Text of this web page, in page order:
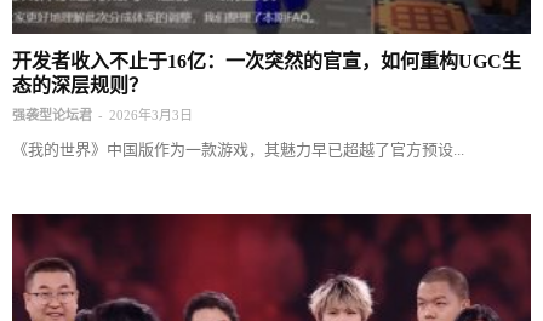
开发者收入不止于16亿：一次突然的官宣，如何重构UGC生
态的深层规则？
强袭型论坛君 - 2026年3月3日
《我的世界》中国版作为一款游戏，其魅力早已超越了官方预设...